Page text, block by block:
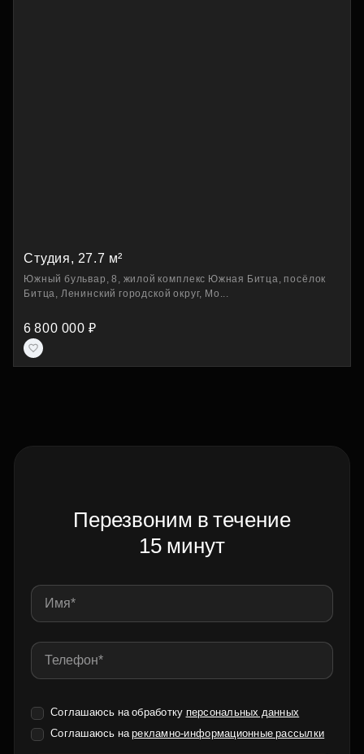
Студия, 27.7 м²
Южный бульвар, 8, жилой комплекс Южная Битца, посёлок
Битца, Ленинский городской округ, Мо...
6 800 000 ₽
Перезвоним в течение
15 минут
Соглашаюсь на обработку персональных данных
Соглашаюсь нарекламно-информационные рассылки